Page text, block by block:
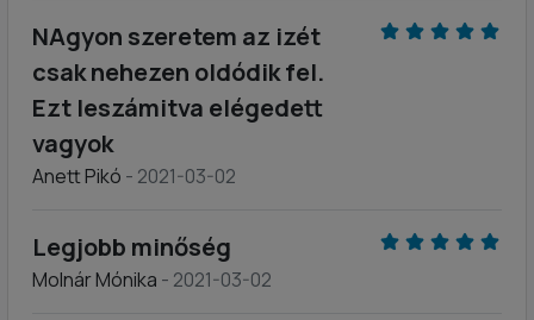
NAgyon szeretem az izét
csak nehezen oldódik fel.
Ezt leszámitva elégedett
vagyok
Anett Pikó - 2021-03-02
Legjobb minőség
Molnár Mónika - 2021-03-02